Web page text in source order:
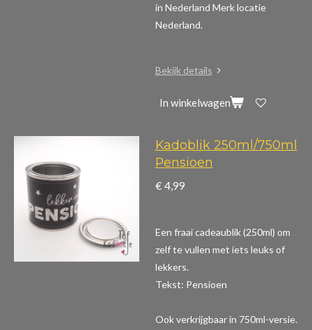
in Nederland Merk locatie
Nederland.
Bekijk details
In winkelwagen
Kadoblik 250ml/750ml
Pensioen
€ 4,99
Een fraai cadeaublik (250ml) om
zelf te vullen met iets leuks of
lekkers.
Tekst: Pensioen
Ook verkrijgbaar in 750ml-versie.